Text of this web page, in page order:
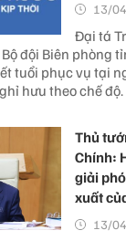
13/
Đại tá
đội Biên phòng
tuổi phục vụ tại
hưu theo chế độ.
Thủ
Chính:
giải
xuất
13/